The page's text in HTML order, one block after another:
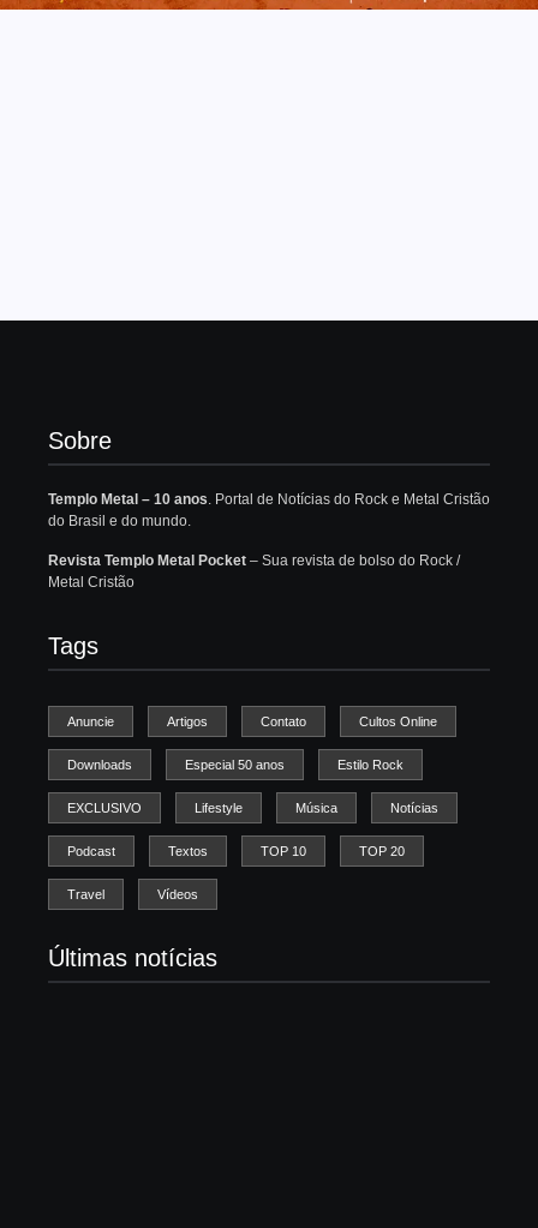
Sobre
Templo Metal – 10 anos. Portal de Notícias do Rock e Metal Cristão
do Brasil e do mundo.
Revista Templo Metal Pocket – Sua revista de bolso do Rock /
Metal Cristão
Tags
Anuncie Artigos Contato Cultos Online
Downloads Especial 50 anos Estilo Rock
EXCLUSIVO Lifestyle Música Notícias
Podcast Textos TOP 10 TOP 20
Travel Vídeos
Últimas notícias